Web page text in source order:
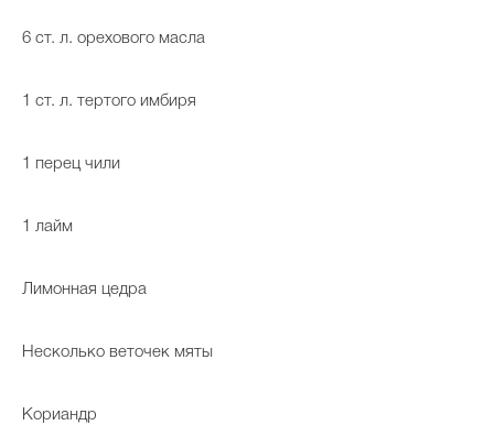
6 ст. л. орехового масла
1 ст. л. тертого имбиря
1 перец чили
1 лайм
Лимонная цедра
Несколько веточек мяты
Кориандр